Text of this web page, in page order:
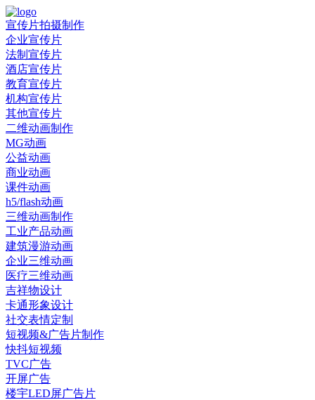
宣传片拍摄制作
企业宣传片
法制宣传片
酒店宣传片
教育宣传片
机构宣传片
其他宣传片
二维动画制作
MG动画
公益动画
商业动画
课件动画
h5/flash动画
三维动画制作
工业产品动画
建筑漫游动画
企业三维动画
医疗三维动画
吉祥物设计
卡通形象设计
社交表情定制
短视频&广告片制作
快抖短视频
TVC广告
开屏广告
楼宇LED屏广告片